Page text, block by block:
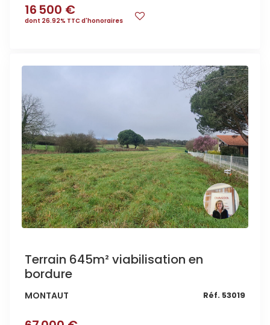
16 500 €
dont 26.92% TTC d'honoraires
Terrain 645m² viabilisation en
bordure
MONTAUT Réf. 53019